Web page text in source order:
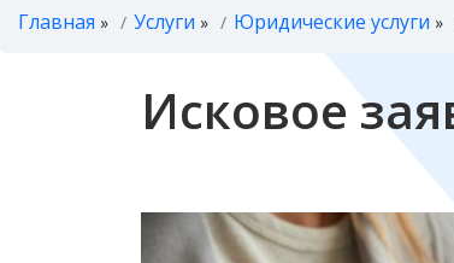
Главная » Услуги » Юридические услуги »
Исковое